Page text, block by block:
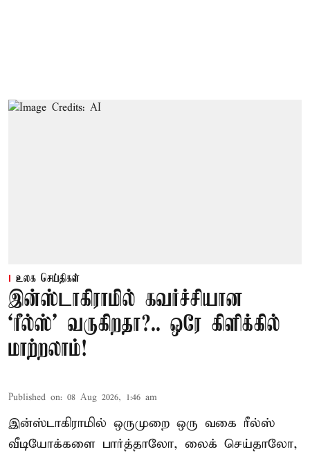
உலக செய்திகள்
இன்ஸ்டாகிராமில் கவர்ச்சியான
‘ரீல்ஸ்’ வருகிறதா?.. ஒரே கிளிக்கில்
மாற்றலாம்!
Published on: 08 Aug 2026, 1:46 am
இன்ஸ்டாகிராமில் ஒருமுறை ஒரு வகை ரீல்ஸ்
வீடியோக்களை பார்த்தாலோ, லைக் செய்தாலோ,